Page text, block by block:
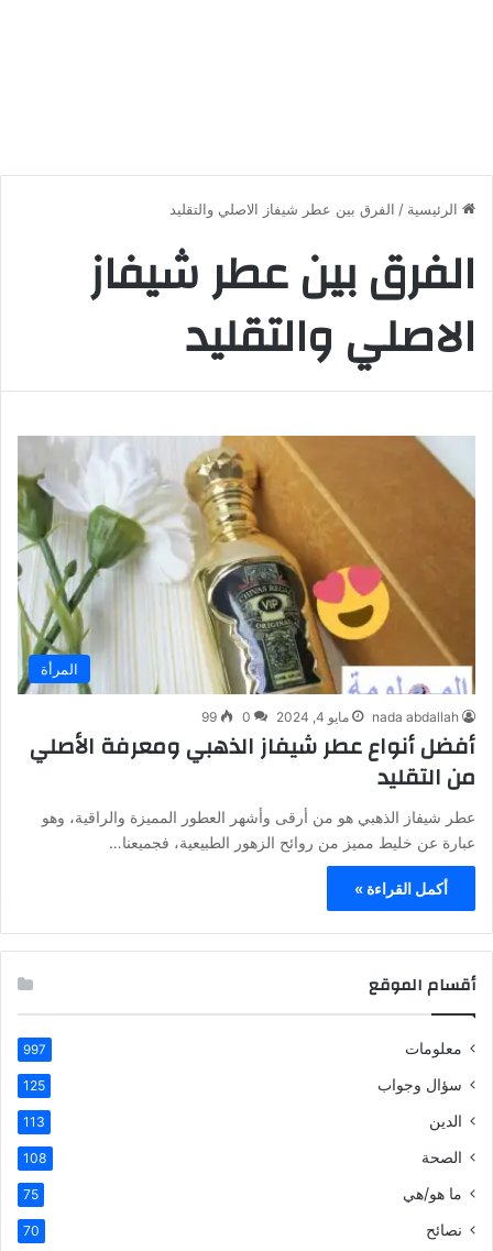
الرئيسية / الفرق بين عطر شيفاز الاصلي والتقليد
الفرق بين عطر شيفاز
الاصلي والتقليد
المرأة
nada abdallah مايو 4, 2024 0
99
أفضل أنواع عطر شيفاز الذهبي ومعرفة الأصلي
من التقليد
عطر شيفاز الذهبي هو من أرقى وأشهر العطور المميزة والراقية، وهو
عبارة عن خليط مميز من روائح الزهور الطبيعية، فجميعنا…
أكمل القراءة »
أقسام الموقع
معلومات 997
سؤال وجواب 125
الدين 113
الصحة 108
ما هو/هي 75
نصائح 70